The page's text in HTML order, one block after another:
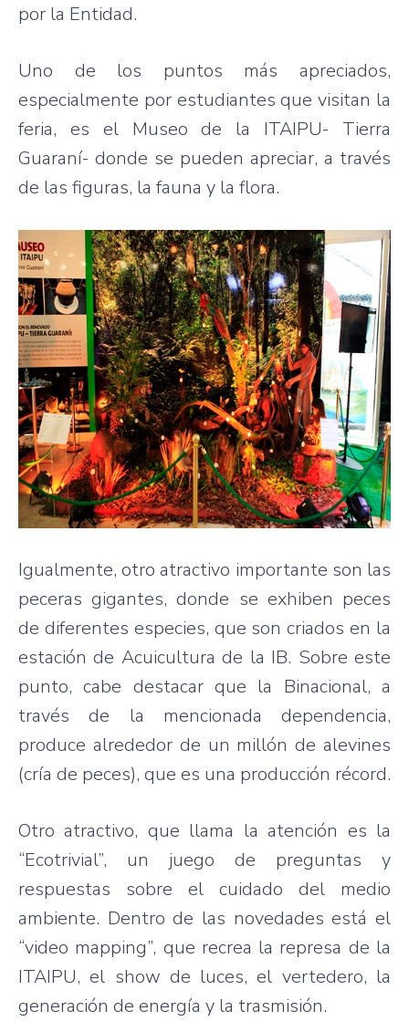
por la Entidad.
Uno de los puntos más apreciados,
especialmente por estudiantes que visitan la
feria, es el Museo de la ITAIPU- Tierra
Guaraní- donde se pueden apreciar, a través
de las figuras, la fauna y la flora.
Igualmente, otro atractivo importante son las
peceras gigantes, donde se exhiben peces
de diferentes especies, que son criados en la
estación de Acuicultura de la IB. Sobre este
punto, cabe destacar que la Binacional, a
través de la mencionada dependencia,
produce alrededor de un millón de alevines
(cría de peces), que es una producción récord.
Otro atractivo, que llama la atención es la
“Ecotrivial”, un juego de preguntas y
respuestas sobre el cuidado del medio
ambiente. Dentro de las novedades está el
“video mapping”, que recrea la represa de la
ITAIPU, el show de luces, el vertedero, la
generación de energía y la trasmisión.